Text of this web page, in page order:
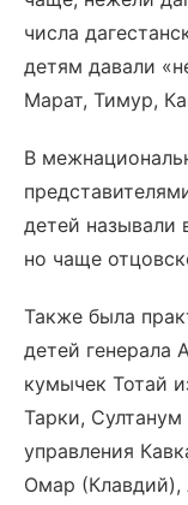
числа
детям давали
Марат, Тимур,
В
детей называли
но чаще
Также была
детей генерала
кумычек Тотай
Тарки, Султанум
управления
Омар (Клавдий),